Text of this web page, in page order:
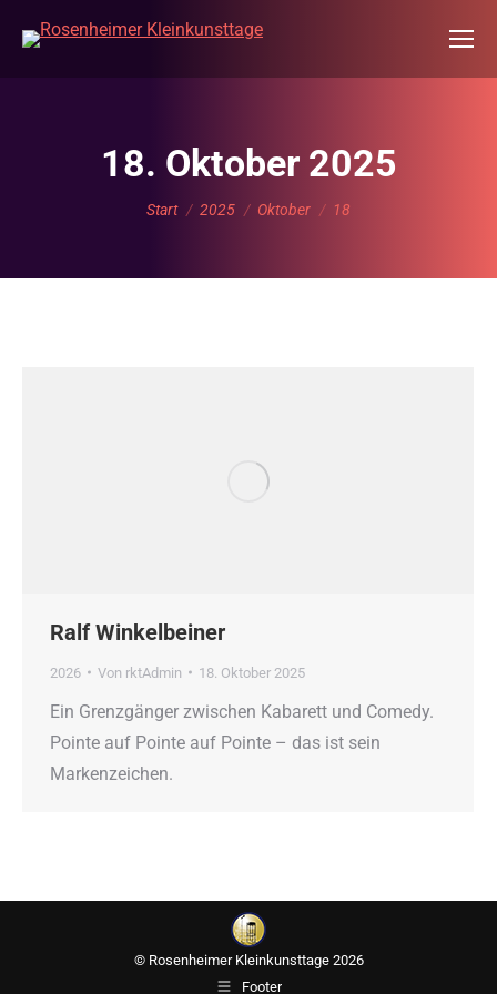
18. Oktober 2025
Sie befinden sich hier:
Start 2025 Oktober 18
Ralf Winkelbeiner
2026 Von rktAdmin 18. Oktober 2025
Ein Grenzgänger zwischen Kabarett und Comedy.
Pointe auf Pointe auf Pointe – das ist sein
Markenzeichen.
© Rosenheimer Kleinkunsttage 2026
Footer